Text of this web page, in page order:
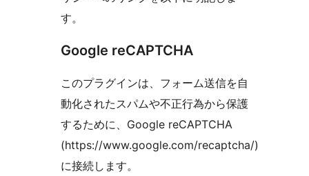
す。
Google reCAPTCHA
このプラグインは、フォーム送信を自
動化されたスパムや不正行為から保護
するために、Google reCAPTCHA
(https://www.google.com/recaptcha/)
に接続します。